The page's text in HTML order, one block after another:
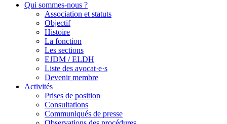
Qui sommes-nous ?
Association et statuts
Objectif
Histoire
La fonction
Les sections
EJDM / ELDH
Liste des avocat·e·s
Devenir membre
Activités
Prises de position
Consultations
Communiqués de presse